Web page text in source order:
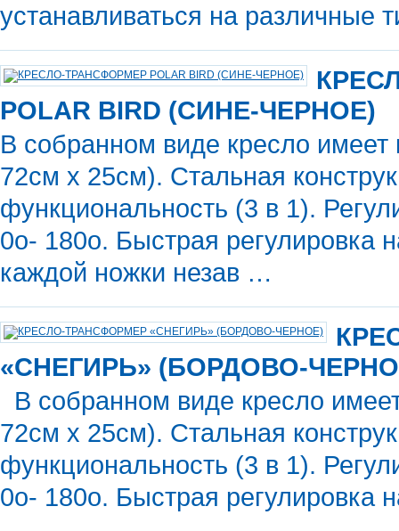
устанавливаться на различные
POLAR BIRD (СИНЕ-ЧЕРНОЕ)
В собранном виде кресло
72см х 25см). Стальная
функциональность (3 в 1).
0о- 180о. Быстрая регулировка
каждой ножки незав …
«СНЕГИРЬ» (БОРДОВО-
В собранном виде кресло
72см х 25см). Стальная
функциональность (3 в 1).
0о- 180о. Быстрая регулировка